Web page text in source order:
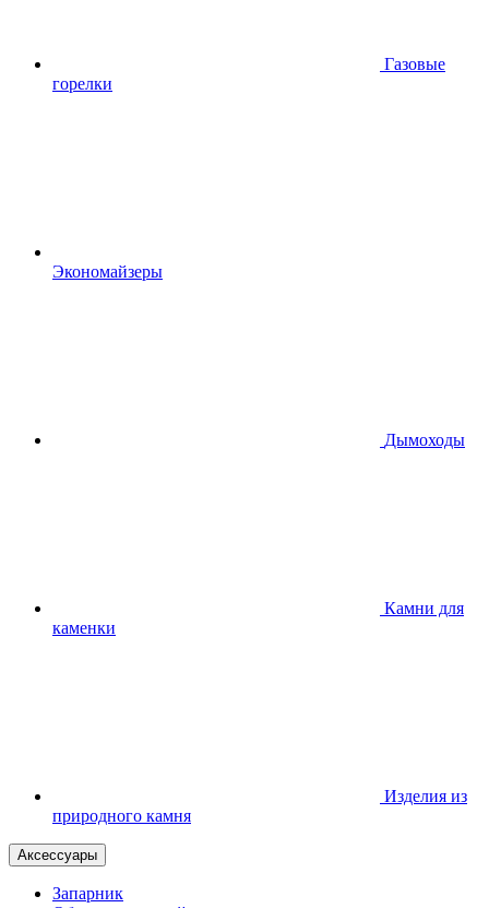
Газовые
горелки
Экономайзеры
Дымоходы
Камни для
каменки
Изделия из
природного камня
Аксессуары
Запарник